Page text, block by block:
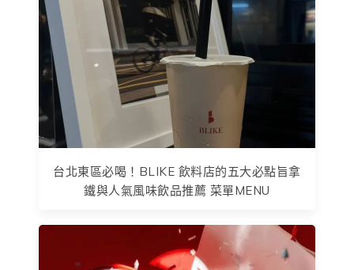
台北東區必喝！BLIKE 飲料店的五大必點旨拿
鐵與人氣風味飲品推薦 菜單MENU